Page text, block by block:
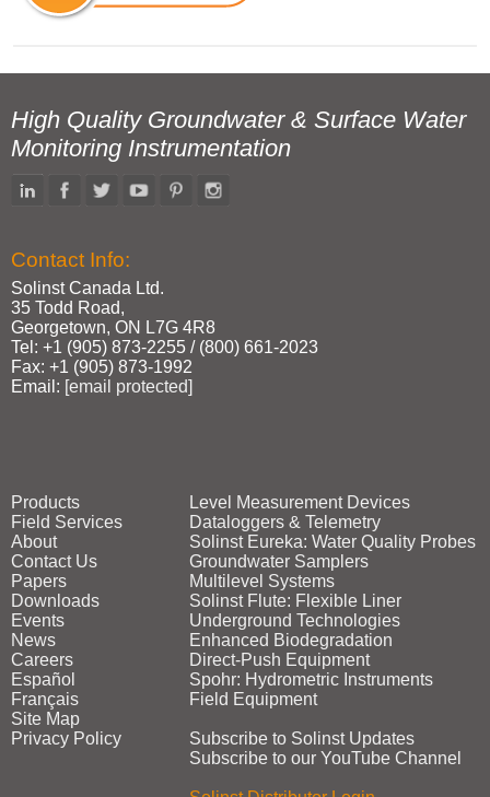
High Quality Groundwater & Surface Water
Monitoring Instrumentation
Contact Info:
Solinst Canada Ltd.
35 Todd Road,
Georgetown, ON L7G 4R8
Tel: +1 (905) 873‑2255 / (800) 661‑2023
Fax: +1 (905) 873‑1992
Email: [email protected]
Products
Field Services
About
Contact Us
Papers
Downloads
Events
News
Careers
Español
Français
Site Map
Privacy Policy
Level Measurement Devices
Dataloggers & Telemetry
Solinst Eureka: Water Quality Probes
Groundwater Samplers
Multilevel Systems
Solinst Flute: Flexible Liner
Underground Technologies
Enhanced Biodegradation
Direct‑Push Equipment
Spohr: Hydrometric Instruments
Field Equipment
Subscribe to Solinst Updates
Subscribe to our YouTube Channel